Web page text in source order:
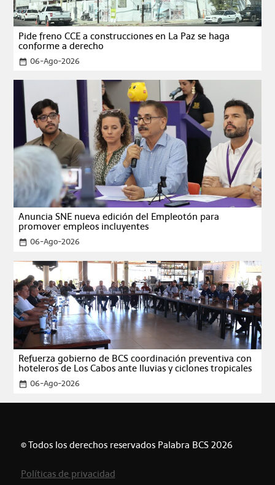
Pide freno CCE a construcciones en La Paz se haga
conforme a derecho
date_range 06-Ago-2026
Anuncia SNE nueva edición del Empleotón para
promover empleos incluyentes
date_range 06-Ago-2026
Refuerza gobierno de BCS coordinación preventiva con
hoteleros de Los Cabos ante lluvias y ciclones tropicales
date_range 06-Ago-2026
© Todos los derechos reservados Palabra BCS 2026
Políticas de privacidad